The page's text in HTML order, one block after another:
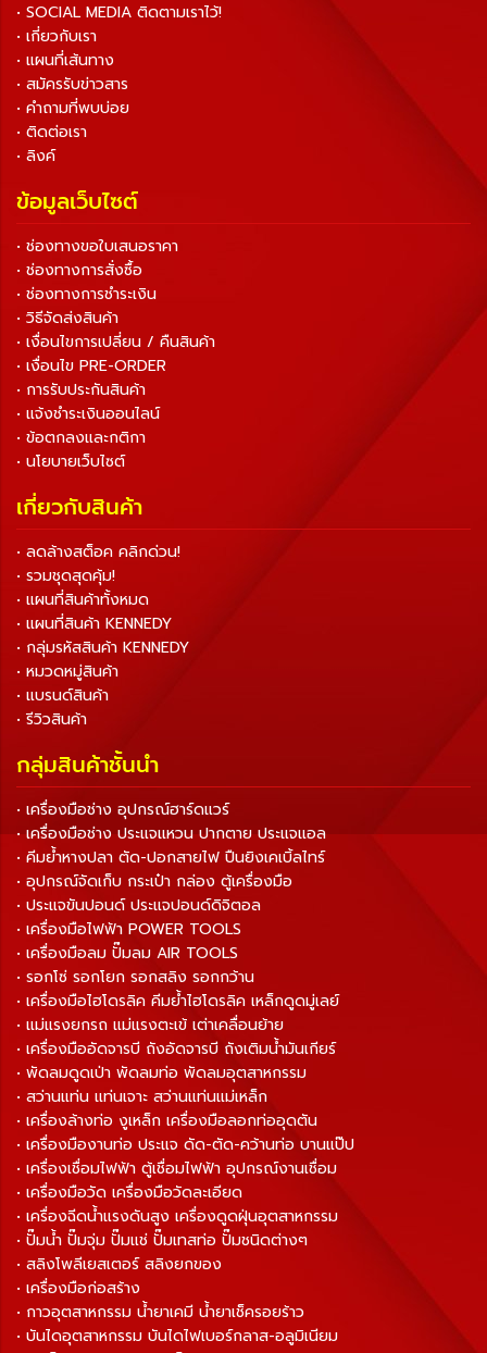
• SOCIAL MEDIA ติดตามเราไว้!
• เกี่ยวกับเรา
• แผนที่เส้นทาง
• สมัครรับข่าวสาร
• คำถามที่พบบ่อย
• ติดต่อเรา
• ลิงค์
ข้อมูลเว็บไซต์
• ช่องทางขอใบเสนอราคา
• ช่องทางการสั่งซื้อ
• ช่องทางการชำระเงิน
• วิธีจัดส่งสินค้า
• เงื่อนไขการเปลี่ยน / คืนสินค้า
• เงื่อนไข PRE-ORDER
• การรับประกันสินค้า
• แจ้งชำระเงินออนไลน์
• ข้อตกลงและกติกา
• นโยบายเว็บไซต์
เกี่ยวกับสินค้า
• ลดล้างสต็อค คลิกด่วน!
• รวมชุดสุดคุ้ม!
• แผนที่สินค้าทั้งหมด
• แผนที่สินค้า KENNEDY
• กลุ่มรหัสสินค้า KENNEDY
• หมวดหมู่สินค้า
• แบรนด์สินค้า
• รีวิวสินค้า
กลุ่มสินค้าชั้นนำ
• เครื่องมือช่าง อุปกรณ์ฮาร์ดแวร์
• เครื่องมือช่าง ประแจแหวน ปากตาย ประแจแอล
• คีมย้ำหางปลา ตัด-ปอกสายไฟ ปืนยิงเคเบิ้ลไทร์
• อุปกรณ์จัดเก็บ กระเป๋า กล่อง ตู้เครื่องมือ
• ประแจขันปอนด์ ประแจปอนด์ดิจิตอล
• เครื่องมือไฟฟ้า POWER TOOLS
• เครื่องมือลม ปั๊มลม AIR TOOLS
• รอกโซ่ รอกโยก รอกสลิง รอกกว้าน
• เครื่องมือไฮโดรลิค คีมย้ำไฮโดรลิค เหล็กดูดมู่เลย์
• แม่แรงยกรถ แม่แรงตะเข้ เต่าเคลื่อนย้าย
• เครื่องมืออัดจารบี ถังอัดจารบี ถังเติมน้ำมันเกียร์
• พัดลมดูดเป่า พัดลมท่อ พัดลมอุตสาหกรรม
• สว่านแท่น แท่นเจาะ สว่านแท่นแม่เหล็ก
• เครื่องล้างท่อ งูเหล็ก เครื่องมือลอกท่ออุดตัน
• เครื่องมืองานท่อ ประแจ ดัด-ตัด-คว้านท่อ บานแป๊ป
• เครื่องเชื่อมไฟฟ้า ตู้เชื่อมไฟฟ้า อุปกรณ์งานเชื่อม
• เครื่องมือวัด เครื่องมือวัดละเอียด
• เครื่องฉีดน้ำแรงดันสูง เครื่องดูดฝุ่นอุตสาหกรรม
• ปั๊มน้ำ ปั๊มจุ่ม ปั๊มแช่ ปั๊มเทสท่อ ปั๊มชนิดต่างๆ
• สลิงโพลีเยสเตอร์ สลิงยกของ
• เครื่องมือก่อสร้าง
• กาวอุตสาหกรรม น้ำยาเคมี น้ำยาเช็ครอยร้าว
• บันไดอุตสาหกรรม บันไดไฟเบอร์กลาส-อลูมิเนียม